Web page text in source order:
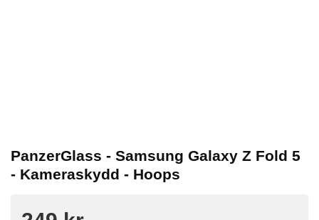
PanzerGlass - Samsung Galaxy Z Fold 5
- Kameraskydd - Hoops